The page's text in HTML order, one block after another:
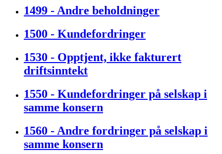
1499 - Andre beholdninger
1500 - Kundefordringer
1530 - Opptjent, ikke fakturert
driftsinntekt
1550 - Kundefordringer på selskap i
samme konsern
1560 - Andre fordringer på selskap i
samme konsern